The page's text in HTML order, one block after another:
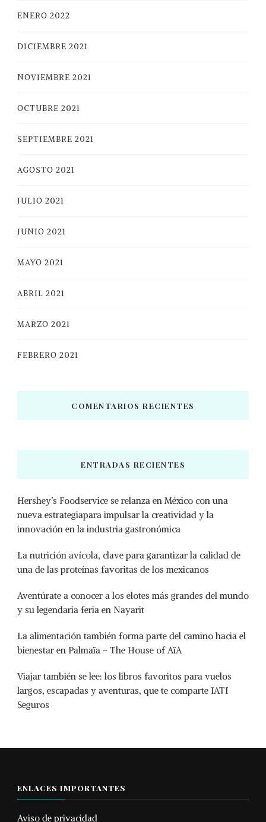
ENERO 2022
DICIEMBRE 2021
NOVIEMBRE 2021
OCTUBRE 2021
SEPTIEMBRE 2021
AGOSTO 2021
JULIO 2021
JUNIO 2021
MAYO 2021
ABRIL 2021
MARZO 2021
FEBRERO 2021
COMENTARIOS RECIENTES
ENTRADAS RECIENTES
Hershey’s Foodservice se relanza en México con una
nueva estrategiapara impulsar la creatividad y la
innovación en la industria gastronómica
La nutrición avícola, clave para garantizar la calidad de
una de las proteínas favoritas de los mexicanos
Aventúrate a conocer a los elotes más grandes del mundo
y su legendaria feria en Nayarit
La alimentación también forma parte del camino hacia el
bienestar en Palmaïa – The House of AïA
Viajar también se lee: los libros favoritos para vuelos
largos, escapadas y aventuras, que te comparte IATI
Seguros
ENLACES IMPORTANTES
Aviso de privacidad